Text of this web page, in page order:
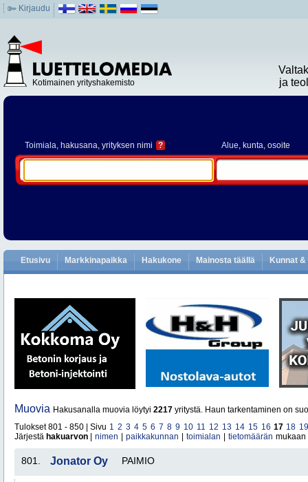
Kirjaudu
Kotimainen yrityshakemisto
ja
Toimiala, hakusana, yrityksen nimi ? Alue, kunta, osoite
Etusivu Markkinapaikka Hakukone Mainosta täällä Kunnat
Muovia Hakusanalla muovia löytyi 2217 yritystä. Haun tarkentaminen on
Tulokset 801 - 850 | Sivu 1 2 3 4 5 6 7 8 9 10 11 12 13 14 15 16 17 18 19
Järjestä hakuarvon nimen paikkakunnan toimialan tietomäärän mukaan
801. Jonator Oy PAIMIO